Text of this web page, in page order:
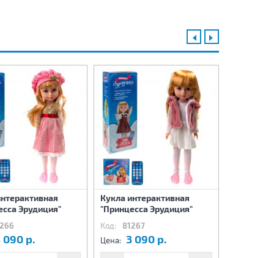
Эрудиция"
090 р.
Кукла интерактивная
"Принцесса Эрудиция"
Код: 81267
Цена: 3 090 р.